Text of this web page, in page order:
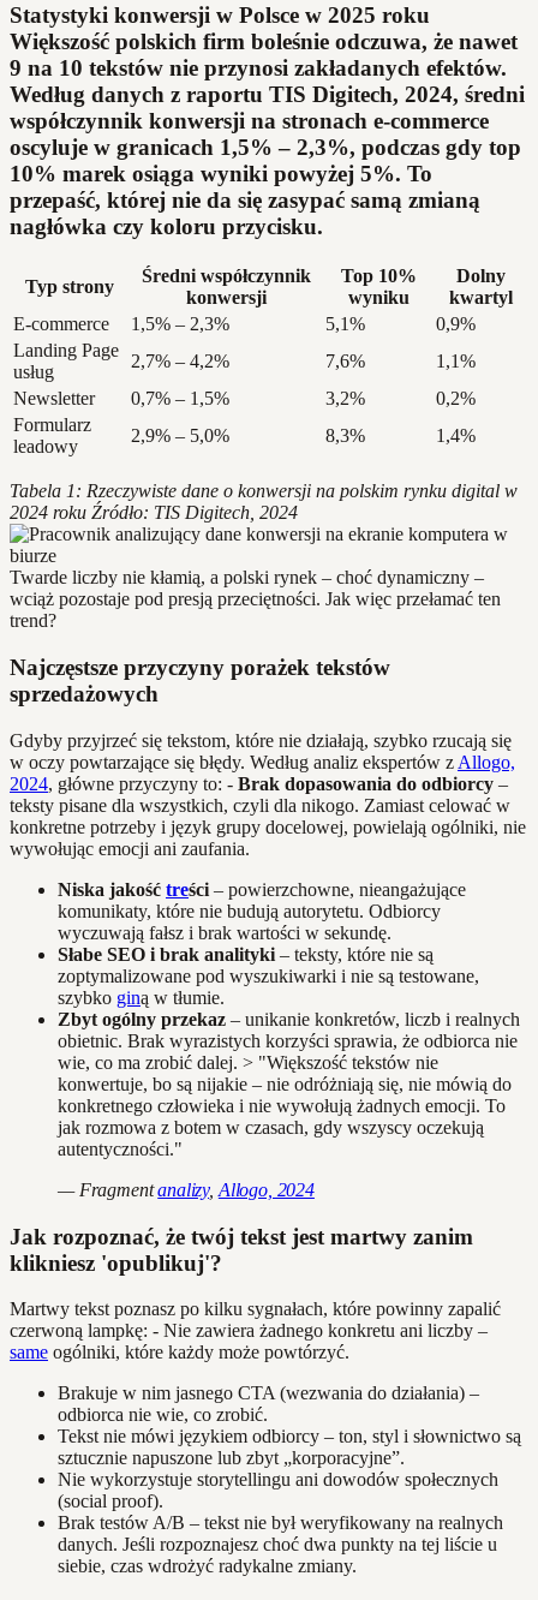
Statystyki konwersji w Polsce w 2025 roku
Większość polskich firm boleśnie odczuwa, że nawet
9 na 10 tekstów nie przynosi zakładanych efektów.
Według danych z raportu TIS Digitech, 2024, średni
współczynnik konwersji na stronach e-commerce
oscyluje w granicach 1,5% – 2,3%, podczas gdy top
10% marek osiąga wyniki powyżej 5%. To
przepaść, której nie da się zasypać samą zmianą
nagłówka czy koloru przycisku.
Typ strony
Średni współczynnik
konwersji
Top 10%
wyniku
Dolny
kwartyl
E-commerce
1,5% – 2,3% 5,1%
0,9%
Landing Page
usług
2,7% – 4,2% 7,6%
1,1%
Newsletter
0,7% – 1,5% 3,2%
0,2%
Formularz
leadowy
2,9% – 5,0% 8,3% 1,4%
Tabela 1: Rzeczywiste dane o konwersji na polskim rynku digital w
2024 roku Źródło: TIS Digitech, 2024
Twarde liczby nie kłamią, a polski rynek – choć dynamiczny –
wciąż pozostaje pod presją przeciętności. Jak więc przełamać ten
trend?
Najczęstsze przyczyny porażek tekstów
sprzedażowych
Gdyby przyjrzeć się tekstom, które nie działają, szybko rzucają się
w oczy powtarzające się błędy. Według analiz ekspertów z Allogo,
2024, główne przyczyny to: - Brak dopasowania do odbiorcy –
teksty pisane dla wszystkich, czyli dla nikogo. Zamiast celować w
konkretne potrzeby i język grupy docelowej, powielają ogólniki, nie
wywołując emocji ani zaufania.
Niska jakość treści – powierzchowne, nieangażujące
komunikaty, które nie budują autorytetu. Odbiorcy
wyczuwają fałsz i brak wartości w sekundę.
Słabe SEO i brak analityki – teksty, które nie są
zoptymalizowane pod wyszukiwarki i nie są testowane,
szybko giną w tłumie.
Zbyt ogólny przekaz – unikanie konkretów, liczb i realnych
obietnic. Brak wyrazistych korzyści sprawia, że odbiorca nie
wie, co ma zrobić dalej. > "Większość tekstów nie
konwertuje, bo są nijakie – nie odróżniają się, nie mówią do
konkretnego człowieka i nie wywołują żadnych emocji. To
jak rozmowa z botem w czasach, gdy wszyscy oczekują
autentyczności."
— Fragmentanalizy, Allogo, 2024
Jak rozpoznać, że twój tekst jest martwy zanim
klikniesz 'opublikuj'?
Martwy tekst poznasz po kilku sygnałach, które powinny zapalić
czerwoną lampkę: - Nie zawiera żadnego konkretu ani liczby –
same ogólniki, które każdy może powtórzyć.
Brakuje w nim jasnego CTA (wezwania do działania) –
odbiorca nie wie, co zrobić.
Tekst nie mówi językiem odbiorcy – ton, styl i słownictwo są
sztucznie napuszone lub zbyt „korporacyjne”.
Nie wykorzystuje storytellingu ani dowodów społecznych
(social proof).
Brak testów A/B – tekst nie był weryfikowany na realnych
danych. Jeśli rozpoznajesz choć dwa punkty na tej liście u
siebie, czas wdrożyć radykalne zmiany.